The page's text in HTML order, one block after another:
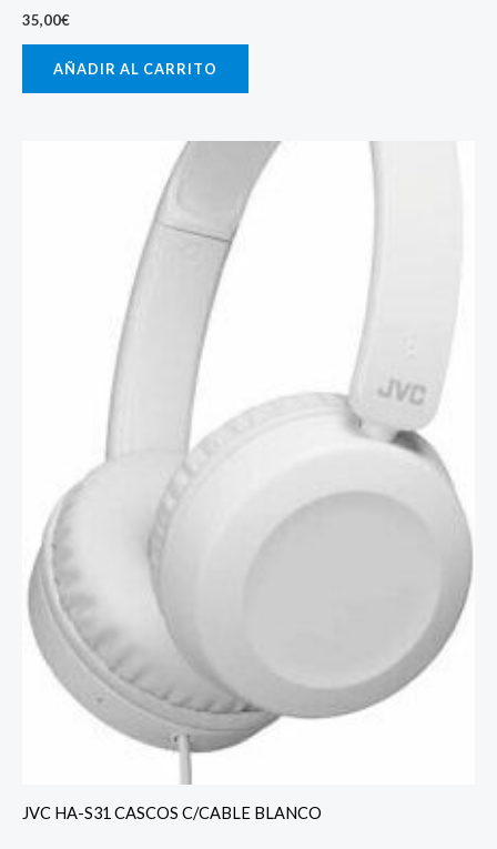
35,00€
AÑADIR AL CARRITO
JVC HA-S31 CASCOS C/CABLE BLANCO